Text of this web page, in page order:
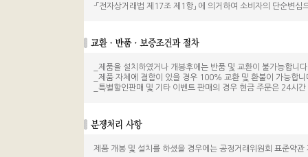
-「전자상거래법 제17조 제1항」 에 의거하여 소비자의 단순변
_제품을 설치하였거나 개봉후에는 반품 및 교환이 불가능합니다.
_제품 자체에 결함이 있을 경우 100% 교환 및 환불이 가능합니
_특별할인판매 및 기타 이벤트 판매의 경우 현금 주문은 24시
제품 개봉 및 설치를 하셨을 경우에는 공정거래위원회 표준약